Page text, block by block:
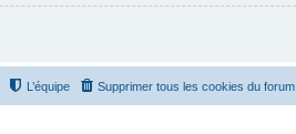
Supprimer tous les cookies du forum
L’équipe